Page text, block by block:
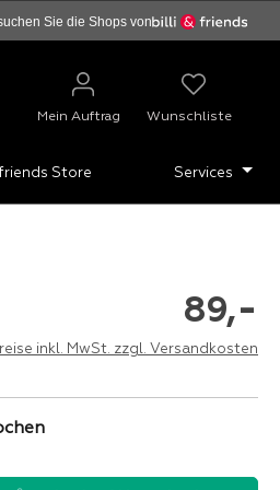
Sie die Shops von
Mein Auftrag Wunschliste
Store Services
89,-
inkl. MwSt. zzgl. Versandkosten